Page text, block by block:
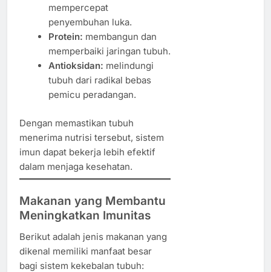
mempercepat
penyembuhan luka.
Protein: membangun dan
memperbaiki jaringan tubuh.
Antioksidan: melindungi
tubuh dari radikal bebas
pemicu peradangan.
Dengan memastikan tubuh
menerima nutrisi tersebut, sistem
imun dapat bekerja lebih efektif
dalam menjaga kesehatan.
Makanan yang Membantu
Meningkatkan Imunitas
Berikut adalah jenis makanan yang
dikenal memiliki manfaat besar
bagi sistem kekebalan tubuh: